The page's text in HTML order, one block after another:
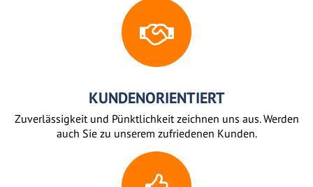
KUNDENORIENTIERT
Zuverlässigkeit und Pünktlichkeit zeichnen uns aus. Werden
auch Sie zu unserem zufriedenen Kunden.